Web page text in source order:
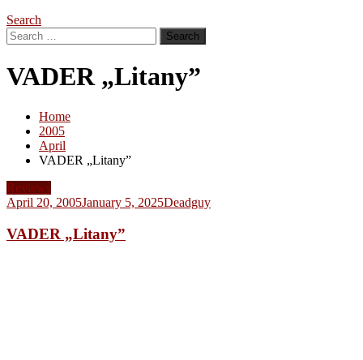
Search
Search
for:
VADER „Litany”
Home
2005
April
VADER „Litany”
Reviews
April 20, 2005January 5, 2025Deadguy
VADER „Litany”